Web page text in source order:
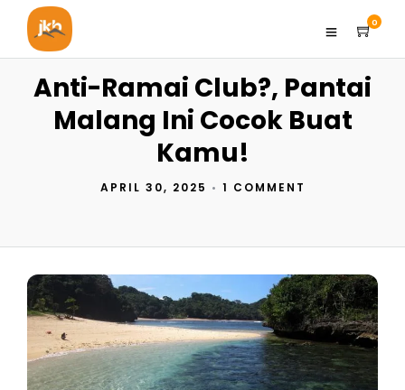
0
Anti-Ramai Club?, Pantai
Malang Ini Cocok Buat
Kamu!
APRIL 30, 2025 • 1 COMMENT